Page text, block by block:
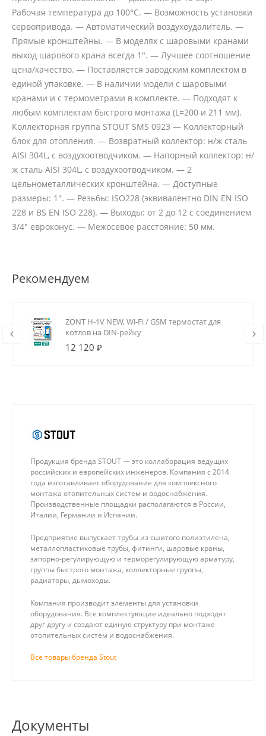
Рабочая температура до 100°С. — Возможность установки
сервопривода. — Автоматический воздухоудалитель. —
Прямые кронштейны. — В моделях с шаровыми кранами
выход шарового крана всегда 1". — Лучшее соотношение
цена/качество. — Поставляется заводским комплектом в
единой упаковке. — В наличии модели с шаровыми
кранами и с термометрами в комплекте. — Подходят к
любым комплектам быстрого монтажа (L=200 и 211 мм).
Коллекторная группа STOUT SMS 0923 — Коллекторный
блок для отопления. — Возвратный коллектор: н/ж сталь
AISI 304L, с воздухоотводчиком. — Напорный коллектор: н/
ж сталь AISI 304L, с воздухоотводчиком. — 2
цельнометаллических кронштейна. — Доступные
размеры: 1". — Резьбы: ISO228 (эквивалентно DIN EN ISO
228 и BS EN ISO 228). — Выходы: от 2 до 12 с соединением
3/4" евроконус. — Межосевое расстояние: 50 мм.
Рекомендуем
ZONT H-1V NEW, Wi-Fi / GSM термостат для
котлов на DIN-рейку
12 120 ₽
Продукция бренда STOUT — это коллаборация ведущих
российских и европейских инженеров. Компания с 2014
года изготавливает оборудование для комплексного
монтажа отопительных систем и водоснабжения.
Производственные площадки располагаются в России,
Италии, Германии и Испании.
Предприятие выпускает трубы из сшитого полиэтилена,
металлопластиковые трубы, фитинги, шаровые краны,
запорно-регулирующую и терморегулирующую арматуру,
группы быстрого монтажа, коллекторные группы,
радиаторы, дымоходы.
Компания производит элементы для установки
оборудования. Все комплектующие идеально подходят
друг другу и создают единую структуру при монтаже
отопительных систем и водоснабжения.
Все товары бренда Stout
Документы